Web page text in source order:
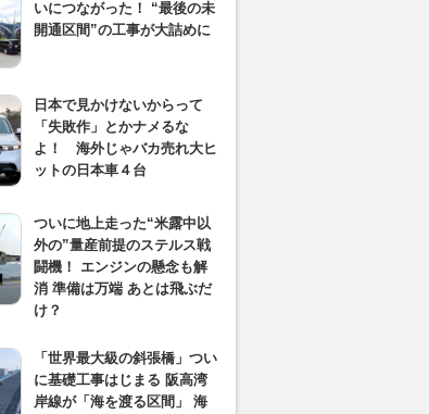
いにつながった！ “最後の未
開通区間”の工事が大詰めに
日本で見かけないからって
「失敗作」とかナメるな
よ！ 海外じゃバカ売れ大ヒ
ットの日本車４台
ついに地上走った“米露中以
外の”量産前提のステルス戦
闘機！ エンジンの懸念も解
消 準備は万端 あとは飛ぶだ
け？
「世界最大級の斜張橋」つい
に基礎工事はじまる 阪高湾
岸線が「海を渡る区間」 海